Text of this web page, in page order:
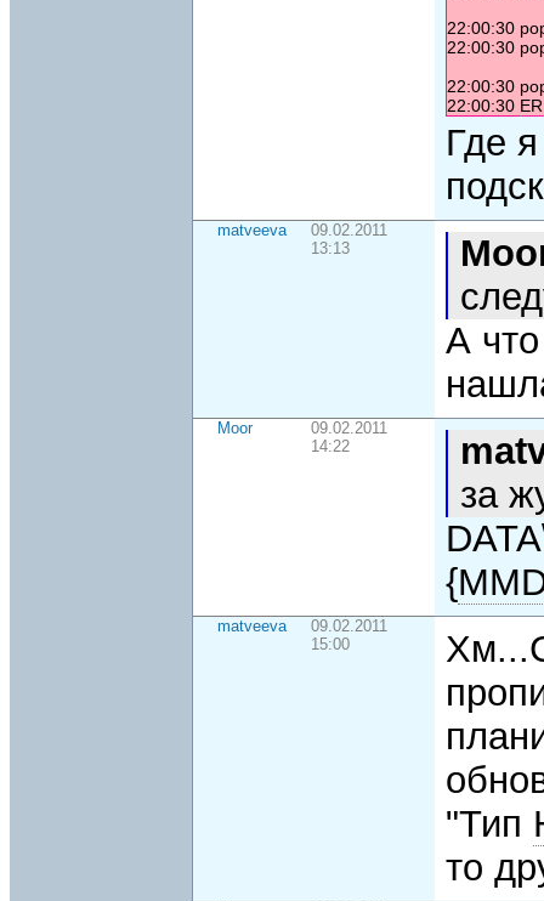
22:00:30
22:00:30
22:00:30
22:00:30
Где
matveeva
09.02.2011
13:13
А
Moor
09.02.2011
14:22
за
{
matveeva
09.02.2011
15:00
"Тип
то